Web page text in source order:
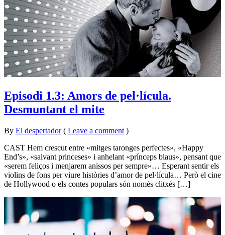
Episodi 1.3: Amors de pel·lícula.
Desmuntant el mite
By El despertador on
4
2016
•
( Leave a comment )
CAST Hem crescut entre «mitges taronges perfectes», «Happy
End’s», «salvant princeses» i anhelant «prínceps blaus», pensant que
«serem feliços i menjarem anissos per sempre»… Esperant sentir els
violins de fons per viure històries d’amor de pel·lícula… Però el cine
de Hollywood o els contes populars són només clitxés […]